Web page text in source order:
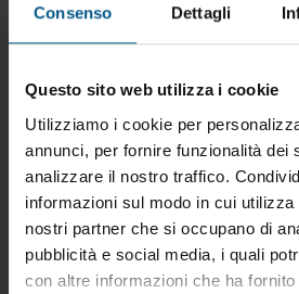
Consenso Dettagli
Questo sito web utilizza i cookie
Utilizziamo i cookie per
annunci, per fornire funzionalità dei
analizzare il nostro traffico.
informazioni sul modo in cui
nostri partner che si occupano di
pubblicità e social media, i quali
con altre informazioni che ha
Prodotti